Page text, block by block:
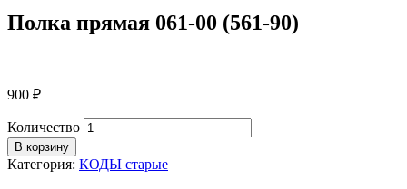
Полка прямая 061-00 (561-90)
900 ₽
Количество
В корзину
Категория: КОДЫ старые